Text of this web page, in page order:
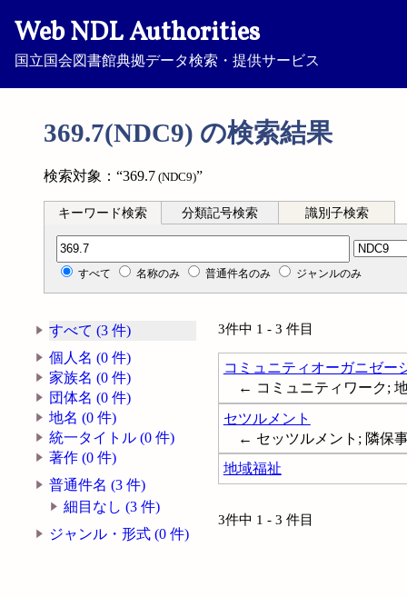
Web NDL Authorities
国立国会図書館典拠データ検索・提供サービス
369.7(NDC9) の検索結果
検索対象：“369.7 (NDC9)”
キーワード検索 分類記号検索 識別子検索
分類記号検索
すべて 名称のみ 普通件名のみ ジャンルのみ
すべて (3 件)
個人名 (0 件)
家族名 (0 件)
団体名 (0 件)
地名 (0 件)
統一タイトル (0 件)
著作 (0 件)
普通件名 (3 件)
細目なし (3 件)
ジャンル・形式 (0 件)
3件中 1 - 3 件目
コミュニティオーガニゼー
← コミュニティワーク;
セツルメント
← セッツルメント; 隣保
地域福祉
3件中 1 - 3 件目